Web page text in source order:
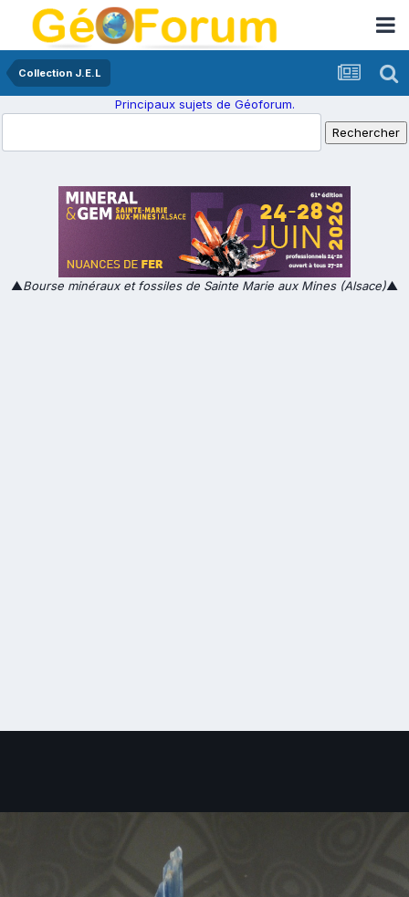
Collection J.E.L
Principaux sujets de Géoforum.
▲Bourse minéraux et fossiles de Sainte Marie aux Mines (Alsace)▲